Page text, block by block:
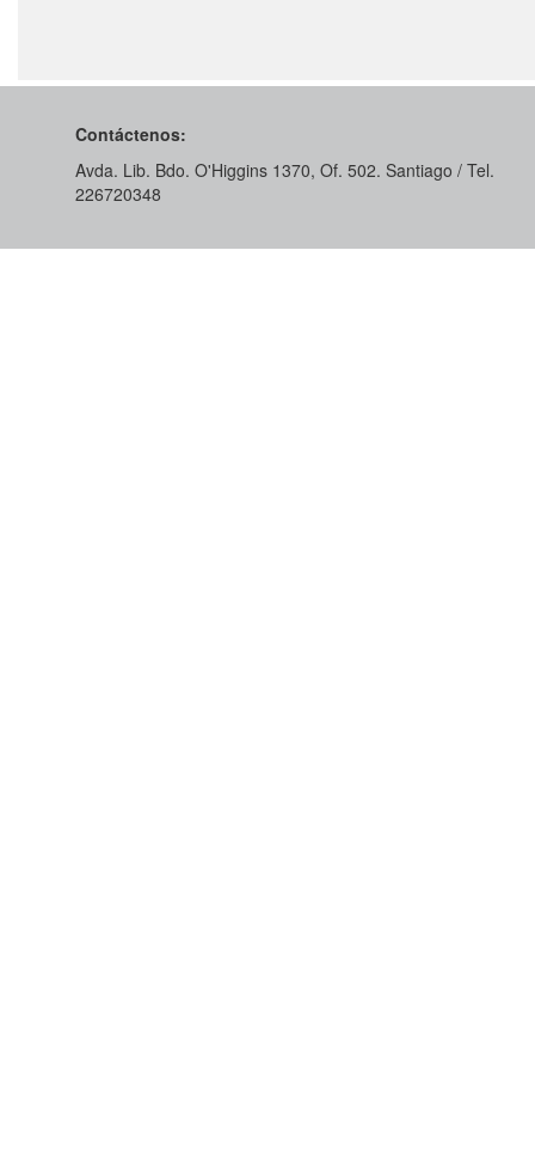
Contáctenos:
Avda. Lib. Bdo. O'Higgins 1370, Of. 502. Santiago / Tel.
226720348